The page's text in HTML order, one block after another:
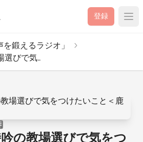
登録
鍛えるラジオ」
選びで気..
吟の教場選びで気をつ